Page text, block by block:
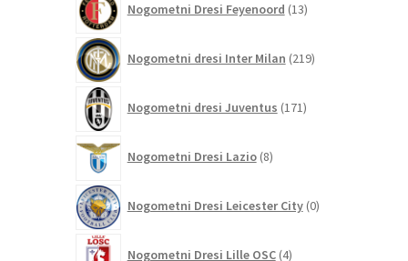
Nogometni Dresi Feyenoord 13izdelkov
Nogometni dresi Inter Milan 219izdelkov
Nogometni dresi Juventus 171izdelkov
Nogometni Dresi Lazio 8izdelkov
Nogometni Dresi Leicester City 0izdelkov
Nogometni Dresi Lille OSC 4